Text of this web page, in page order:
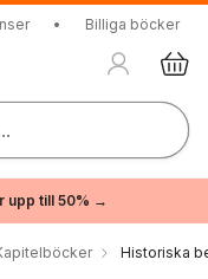
• Billiga böcker
upp till 50% →
Historiska